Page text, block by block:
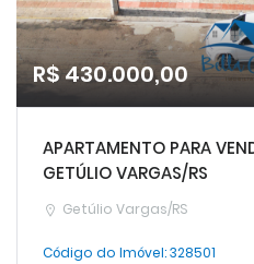
R$ 430.000,00
APARTAMENTO PARA
GETÚLIO VARGAS/RS
Getúlio Vargas/RS
Código do Imóvel:328501